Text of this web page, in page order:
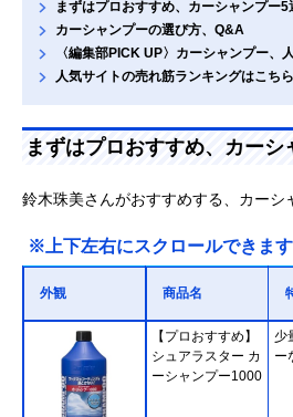
まずはプロおすすめ、カーシャンプー5
カーシャンプーの選び方、Q&A
〈編集部PICK UP〉カーシャンプー、
人気サイトの売れ筋ランキングはこちら
まずはプロおすすめ、カーシ
鈴木珠美さんがおすすめする、カーシ
※上下左右にスクロールできます
外観 商品名
【プロおすすめ】
シュアラスター カ
ーシャンプー1000
少
ー